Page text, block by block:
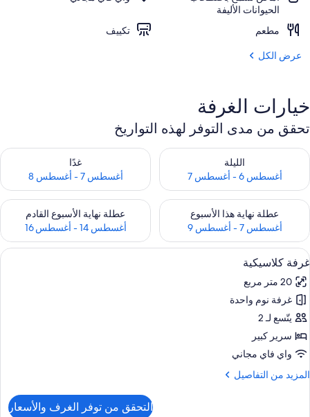
الحيوانات الأليفة
مطعم
تكييف
عرض الكل
خيارات الغرفة
تحقق من مدى التوفر لهذه التواريخ
الليلة
أغسطس 6 - أغسطس 7
تحقق من مدى التوفر لليلة للفترة أغسطس 6 - أغسطس 7
غدًا
أغسطس 7 - أغسطس 8
تحقق من مدى التوفر لغد للفترة أغسطس
عطلة نهاية هذا الأسبوع
أغسطس 7 - أغسطس 9
تحقق من مدى التوفر لعطلة نهاية هذا الأسبوع للفترة أغسطس 7 - أغسطس 9
عطلة نهاية الأسبوع القادم
أغسطس 14 - أغسطس 16
تحقق من مدى التوفر لعطلة نهاية
استعراض
جميع
صور
غرفة
كلاسيكية
أغطية فراش متميزة وأسرّة بإسفنج
5
غرفة كلاسيكية
20 متر مربع
غرفة نوم واحدة
يتّسع لـ 2
سرير كبير
واي فاي مجاني
المزيد من التفاصيل
المزيد
التحقق من توفر الغرف والأسعار